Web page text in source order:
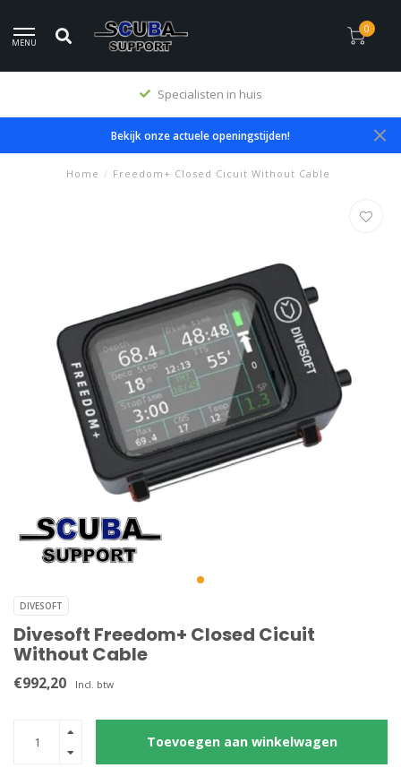
MENU
0
Specialisten in huis
Bekijk onze actuele openingstijden!
Home / Freedom+ Closed Cicuit Without Cable
DIVESOFT
Divesoft Freedom+ Closed Cicuit
Without Cable
€992,20 Incl. btw
Toevoegen aan winkelwagen